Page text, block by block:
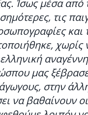
Ίσως μέσα από
τις
μας
στην
να βαθαίνουν